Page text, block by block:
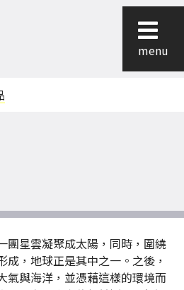
menu
團星雲凝聚成太陽，同時，圍繞
成，地球正是其中之一。之後，
氣與海洋，並憑藉這樣的環境而